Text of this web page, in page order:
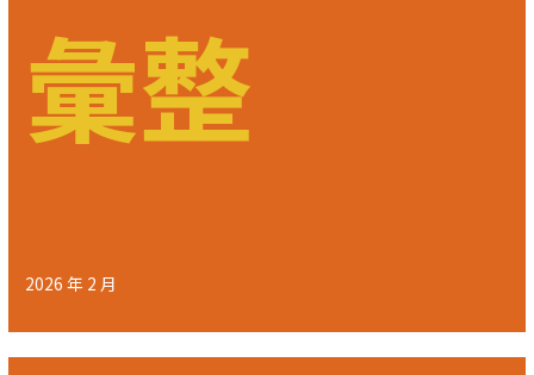
彙整
2026 年 2 月